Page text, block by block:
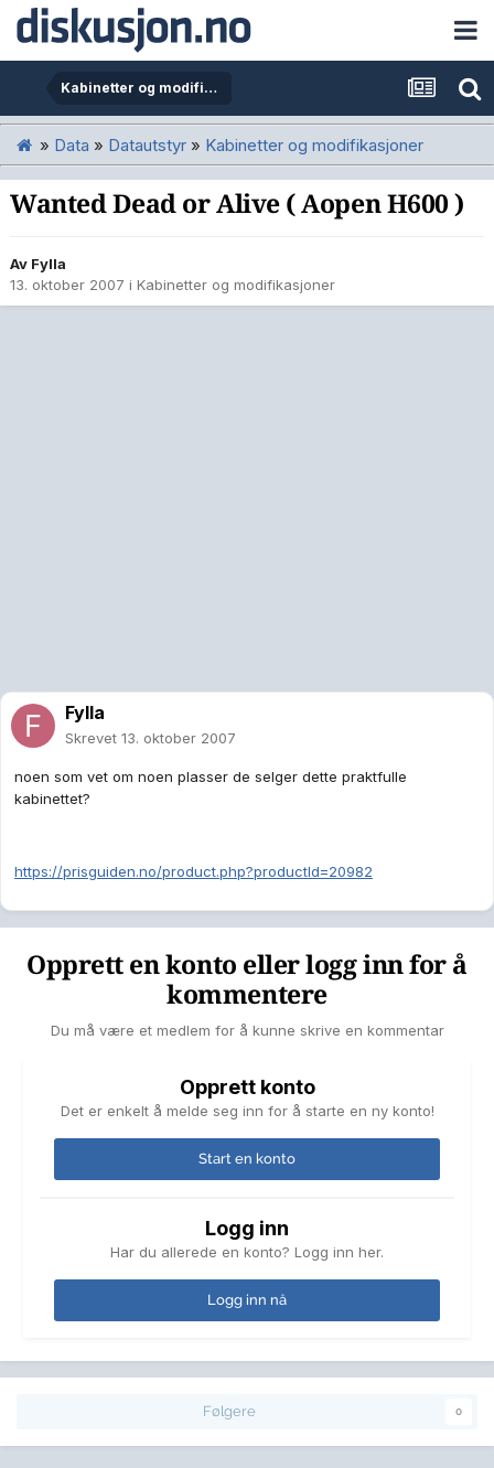
Kabinetter og modifikasjoner
» Data » Datautstyr » Kabinetter og modifikasjoner
Wanted Dead or Alive ( Aopen H600 )
Av Fylla
13. oktober 2007 i Kabinetter og modifikasjoner
Fylla
Skrevet 13. oktober 2007
noen som vet om noen plasser de selger dette praktfulle
kabinettet?
https://prisguiden.no/product.php?productId=20982
Opprett en konto eller logg inn for å
kommentere
Du må være et medlem for å kunne skrive en kommentar
Opprett konto
Det er enkelt å melde seg inn for å starte en ny konto!
Start en konto
Logg inn
Har du allerede en konto? Logg inn her.
Logg inn nå
Følgere 0